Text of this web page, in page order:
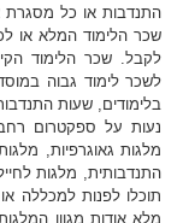
התנדבות או כל מסגרת
שכר הלימוד המלא או
לקבל. שכר הלימוד
לשכר לימוד גבוה
בלימודים, שעות
נעות על ספקטרום רחב
מלגות גאוגרפיות,
התנדבותית, מלגות
תוכלו לפנות למכללה
מלא אודות מגוון